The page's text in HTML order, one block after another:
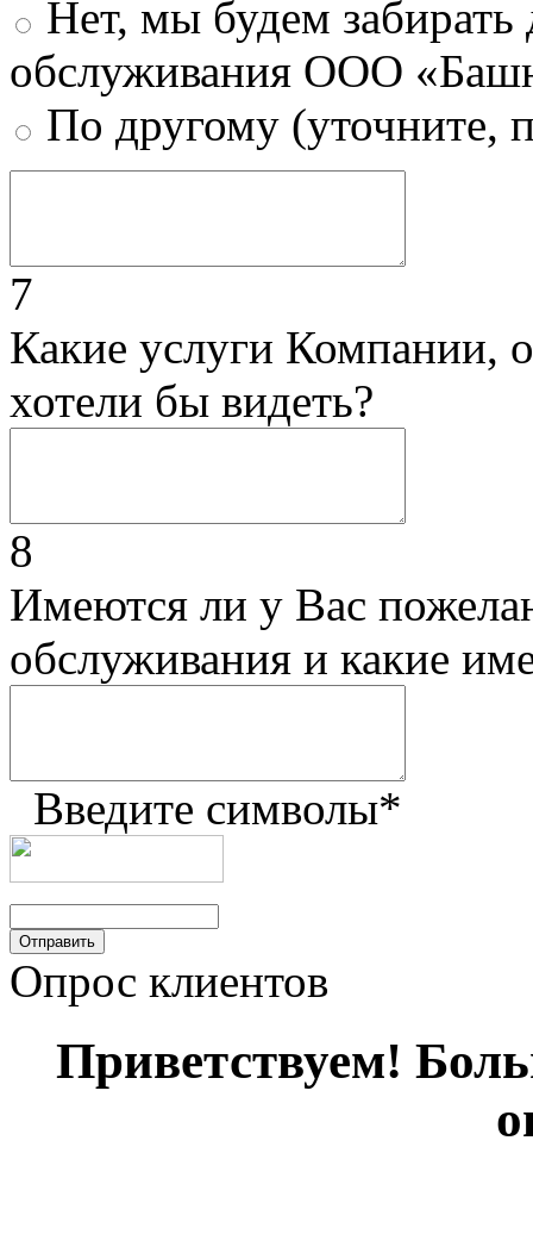
Нет, мы будем
обслуживания ООО
По другому (уточните,
7
Какие услуги Компании,
хотели бы видеть?
8
Имеются ли у Вас
обслуживания и какие
Введите символы*
Опрос клиентов
Приветствуем!